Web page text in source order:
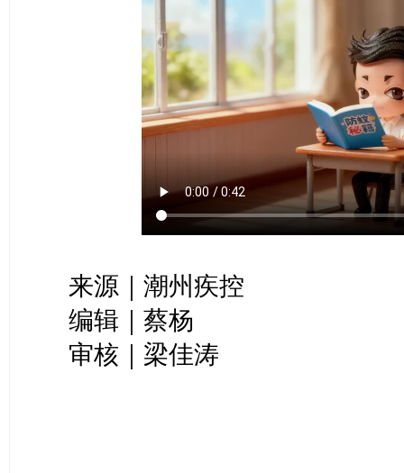
来源｜潮州疾控
编辑｜蔡杨
审核｜梁佳涛